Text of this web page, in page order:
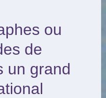
ou
de
un grand